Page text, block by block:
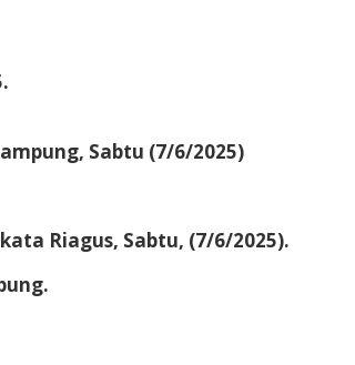
Sabtu (7/6/2025)
Riagus, Sabtu, (7/6/2025).